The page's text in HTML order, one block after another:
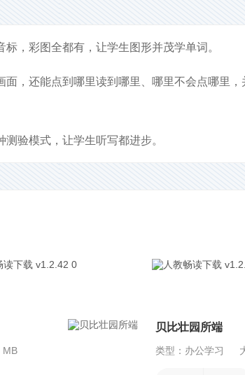
，彩图全都有，让学生图形并茂学单词。
，还能点到哪里读到哪里、哪里不会点哪里，
验模式，让学生听写都进步。
MB
贝比壮园所端
类型：办公学习